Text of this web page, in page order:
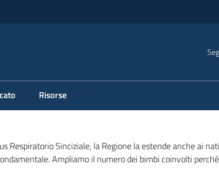
Risorse
Respiratorio Sinciziale, la Regione la estende anche ai
Ampliamo il numero dei bimbi coinvolti